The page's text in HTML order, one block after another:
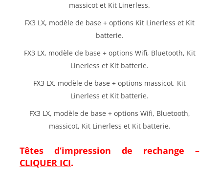
massicot et Kit Linerless.
FX3 LX, modèle de base + options Kit Linerless et Kit
batterie.
FX3 LX, modèle de base + options Wifi, Bluetooth, Kit
Linerless et Kit batterie.
FX3 LX, modèle de base + options massicot, Kit
Linerless et Kit batterie.
FX3 LX, modèle de base + options Wifi, Bluetooth,
massicot, Kit Linerless et Kit batterie.
Têtes d’impression de rechange –
CLIQUER ICI.